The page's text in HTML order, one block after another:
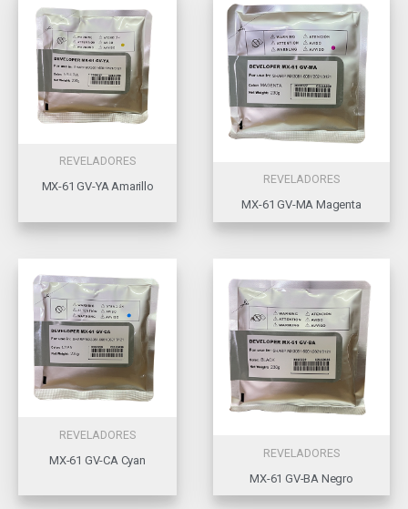
REVELADORES
MX-61 GV-YA Amarillo
REVELADORES
MX-61 GV-MA Magenta
REVELADORES
MX-61 GV-CA Cyan
REVELADORES
MX-61 GV-BA Negro